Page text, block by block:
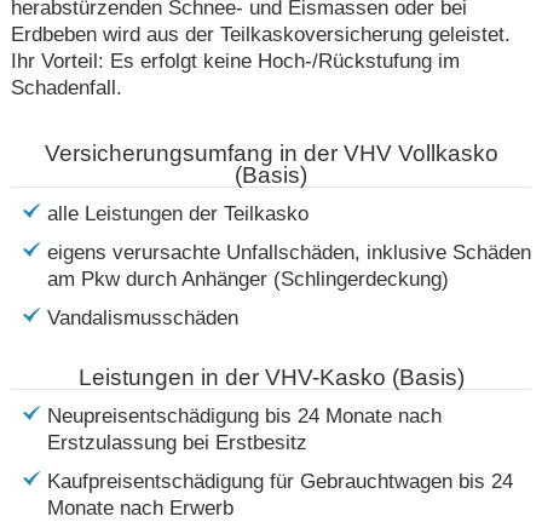
herabstürzenden Schnee- und Eismassen oder bei
Erdbeben wird aus der Teilkaskoversicherung geleistet.
Ihr Vorteil: Es erfolgt keine Hoch-/Rückstufung im
Schadenfall.
Versicherungsumfang in der VHV Vollkasko
(Basis)
alle Leistungen der Teilkasko
eigens verursachte Unfallschäden, inklusive Schäden
am Pkw durch Anhänger (Schlingerdeckung)
Vandalismusschäden
Leistungen in der VHV-Kasko (Basis)
Neupreisentschädigung bis 24 Monate nach
Erstzulassung bei Erstbesitz
Kaufpreisentschädigung für Gebrauchtwagen bis 24
Monate nach Erwerb